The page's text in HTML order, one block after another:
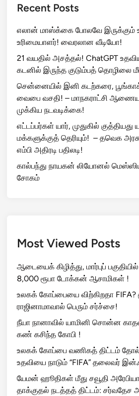
Recent Posts
எலான் மாஸ்க்கை போலவே
உரிமையாளர்! வைரலான வீடியோ!
21 வயதில் அசத்தல்! ChatGPT
கடனில் இருந்த குடும்பத் தொழிலை
சென்னையில் இனி கடற்கரை,
வைபை வசதி! – மாநகராட்சி
முக்கிய நடவடிக்கை!
எட்டப்பர்கள் யார், முதுகில் குத்தியது
மக்களுக்குத் தெரியும்! – தவெக
எம்பி அதிரடி பதிலடி!
கால்பந்து நாயகன் லியோனல்
சோகம்
Most Viewed Posts
ஆடையைக் கிழித்து, மார்புப்
8,000 ரூபா டோக்கன் ஆசாமிகள் !
உலகக் கோப்பையை விற்கிறதா FIFA?
ராஜினாமாவால் பெரும் சர்ச்சை!
நீயா நானாவில் யாமினி சொன்ன
கண் கசிந்த கோபி !
உலகக் கோப்பை வணிகத் திட்டம்
உதவியை நாடும் “FIFA” தலைவர்
யேமன் ஹூதிகள் மீது சவூதி
தாக்குதல் நடத்தத் திட்டம்: சர்வதேச